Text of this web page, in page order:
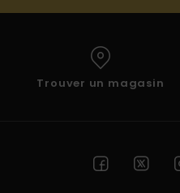
Trouver un magasin